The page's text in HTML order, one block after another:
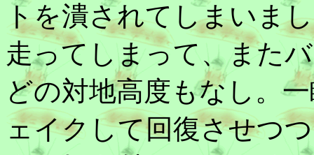
トを潰されてしまいま
走ってしまって、また
どの対地高度もなし。
ェイクして回復させつ